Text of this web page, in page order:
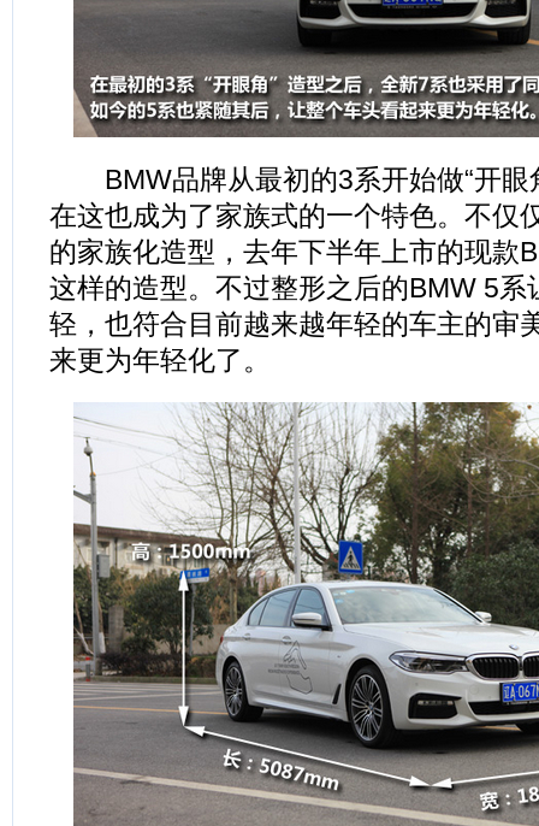
BMW品牌从最初的3系开始做“开眼
在这也成为了家族式的一个特色。不仅
的家族化造型，去年下半年上市的现款
这样的造型。不过整形之后的BMW 5系
轻，也符合目前越来越年轻的车主的审
来更为年轻化了。